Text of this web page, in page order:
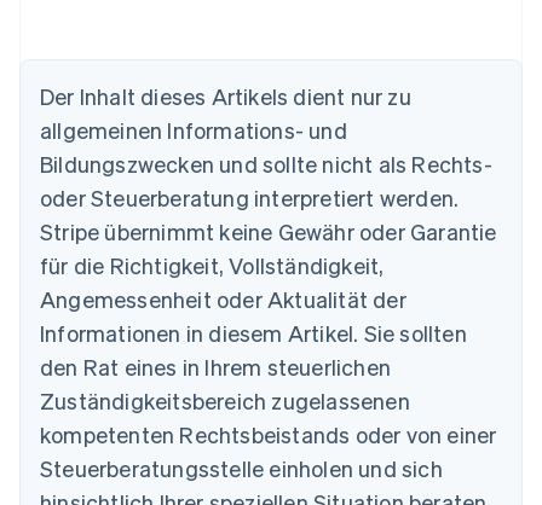
Der Inhalt dieses Artikels dient nur zu
allgemeinen Informations- und
Bildungszwecken und sollte nicht als Rechts-
oder Steuerberatung interpretiert werden.
Stripe übernimmt keine Gewähr oder Garantie
für die Richtigkeit, Vollständigkeit,
Angemessenheit oder Aktualität der
Informationen in diesem Artikel. Sie sollten
den Rat eines in Ihrem steuerlichen
Zuständigkeitsbereich zugelassenen
kompetenten Rechtsbeistands oder von einer
Steuerberatungsstelle einholen und sich
Australien
Belgien
NederlandsFrançais Deutsch English
Brasilien
Português English
Bulgarien
English
Dänemark
English
Deutschland
Deutsch English